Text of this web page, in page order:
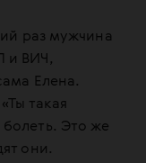
раз мужчина
и ВИЧ,
Елена.
такая
Это же
они.